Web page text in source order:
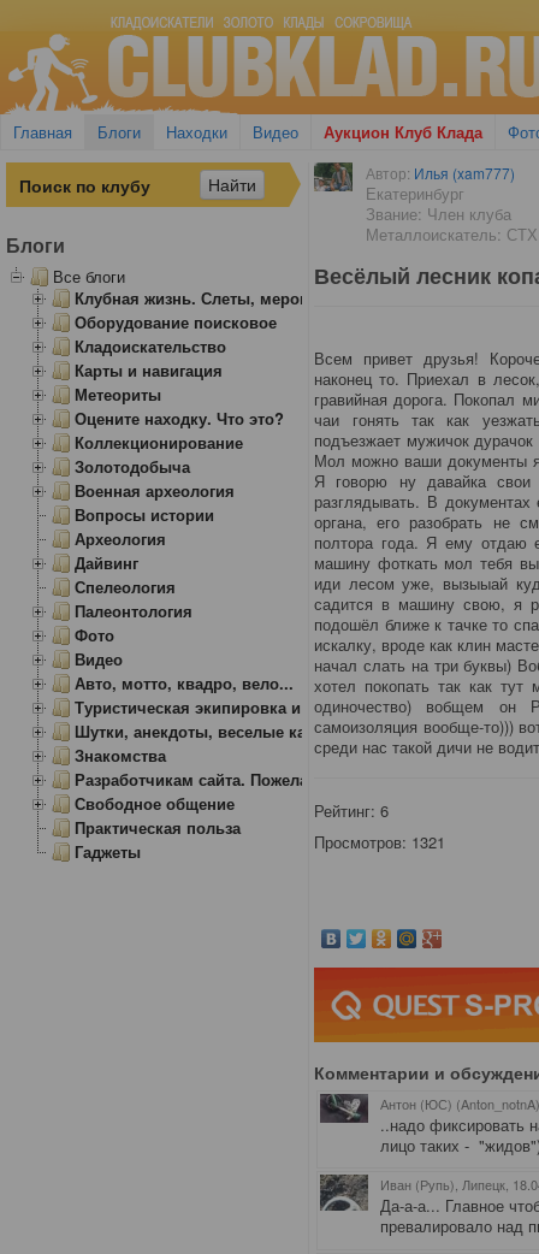
Главная Блоги Находки Видео Аукцион Клуб Клада
Автор: Илья (xam777)
Екатеринбург
Звание: Член клуба
Металлоискатель:
Весёлый лесник
Всем привет друзья!
наконец то. Приехал в
гравийная дорога. Покопал
чаи гонять так как
подъезжает мужичок
Мол можно ваши документы
Я говорю ну давайка
разглядывать. В
органа, его разобрать не
полтора года. Я ему отдаю
машину фоткать мол тебя
иди лесом уже, вызыыай
садится в машину свою, я
подошёл ближе к тачке то
искалку, вроде как клин
начал слать на три буквы)
хотел покопать так как
одиночество) вобщем он
самоизоляция вообще-то)))
среди нас такой дичи не
Рейтинг:6
Просмотров: 1321
Комментарии и
Антон (ЮС)
..надо фиксировать
лицо таких -
Иван (Рупь), Липецк ,
Да-а-а... Главное
превалировало над
Блоги
Все блоги
Клубная жизнь. Слеты, мероприятия
Оборудование поисковое
Кладоискательство
Карты и навигация
Метеориты
Оцените находку. Что это?
Коллекционирование
Золотодобыча
Военная археология
Вопросы истории
Археология
Дайвинг
Спелеология
Палеонтология
Фото
Видео
Авто, мотто, квадро, вело...
Туристическая экипировка и снаряжение
Шутки, анекдоты, веселые картинки
Знакомства
Разработчикам сайта. Пожелания, замечания.
Свободное общение
Практическая польза
Гаджеты